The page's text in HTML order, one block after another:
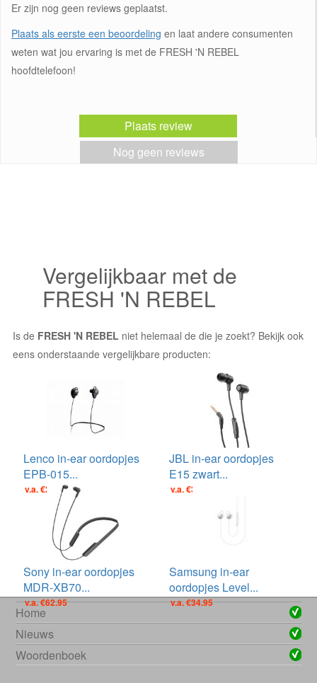
Er zijn nog geen reviews geplaatst.
Plaats als eerste een beoordeling en laat andere consumenten
weten wat jou ervaring is met de FRESH 'N REBEL
hoofdtelefoon!
Plaats review
Nog geen reviews
Vergelijkbaar met de
FRESH 'N REBEL
Is de FRESH 'N REBEL niet helemaal de die je zoekt? Bekijk ook
eens onderstaande vergelijkbare producten:
Lenco in-ear oordopjes
EPB-015...
v.a. €29.95
JBL in-ear oordopjes
E15 zwart...
v.a. €39.00
Sony in-ear oordopjes
MDR-XB70...
v.a. €62.95
Samsung in-ear
oordopjes Level...
v.a. €34.95
Home
Nieuws
Woordenboek